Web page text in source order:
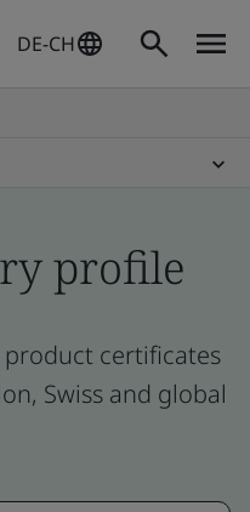
DE-CH
profile
product certificates
Swiss and global